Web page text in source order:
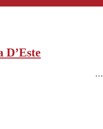
D’Este
Amodio …